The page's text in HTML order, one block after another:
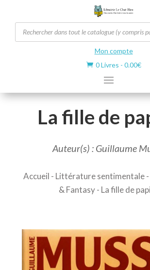
Recherche
de
produits
Mon compte
 0 Livres - 0.00€
La fille de
Auteur(s) : Guillaume
Accueil - Littérature sentimentale-
& Fantasy- La fille de